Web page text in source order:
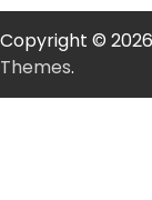
Copyright © 2026
Themes.